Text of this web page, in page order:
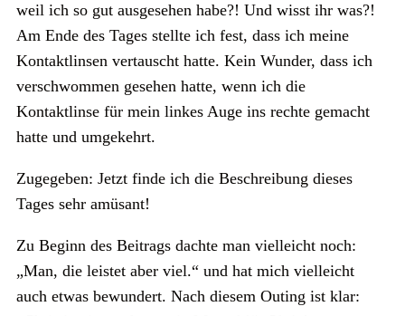
weil ich so gut ausgesehen habe?! Und wisst ihr was?!
Am Ende des Tages stellte ich fest, dass ich meine
Kontaktlinsen vertauscht hatte. Kein Wunder, dass ich
verschwommen gesehen hatte, wenn ich die
Kontaktlinse für mein linkes Auge ins rechte gemacht
hatte und umgekehrt.
Zugegeben: Jetzt finde ich die Beschreibung dieses
Tages sehr amüsant!
Zu Beginn des Beitrags dachte man vielleicht noch:
„Man, die leistet aber viel.“ und hat mich vielleicht
auch etwas bewundert. Nach diesem Outing ist klar: